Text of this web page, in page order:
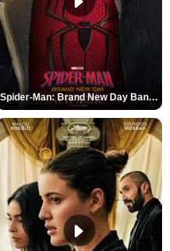
Spider-Man: Brand New Day Bande-annonce VO STFR